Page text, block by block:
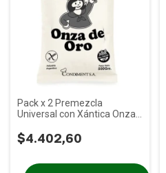
Pack x 2 Premezcla
Universal con Xántica Onza
$4.402,60